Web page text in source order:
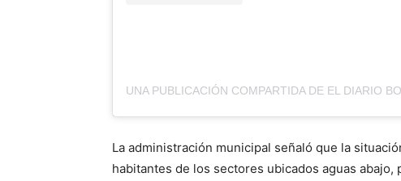
La administración municipal señaló que la
habitantes de los sectores ubicados aguas